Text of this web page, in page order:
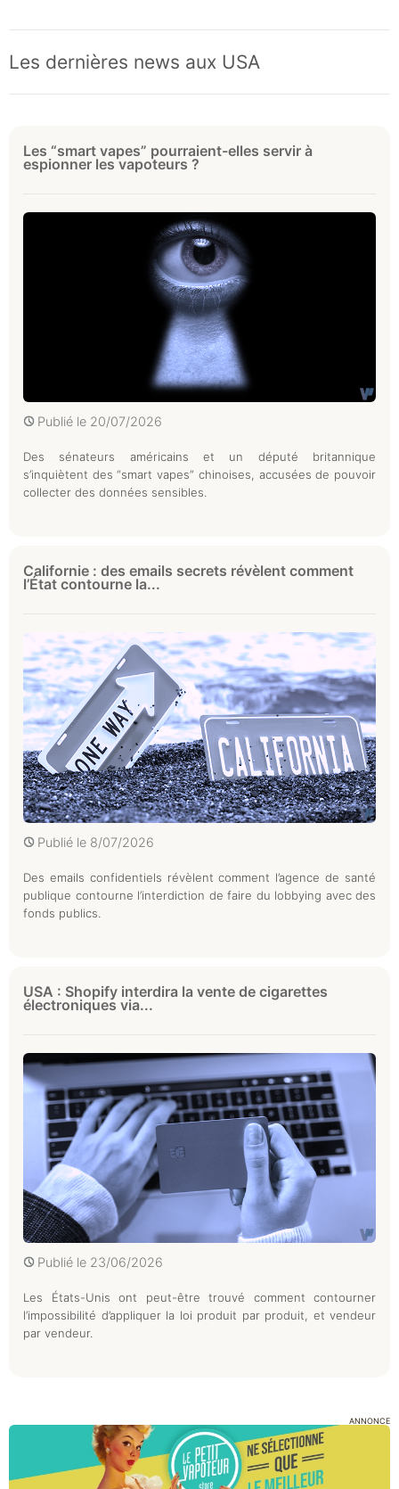
Les dernières news aux USA
Les “smart vapes” pourraient-elles servir à
espionner les vapoteurs ?
Publié le 20/07/2026
Des sénateurs américains et un député britannique
s’inquiètent des “smart vapes” chinoises, accusées de pouvoir
collecter des données sensibles.
Californie : des emails secrets révèlent comment
l’État contourne la...
Publié le 8/07/2026
Des emails confidentiels révèlent comment l’agence de santé
publique contourne l’interdiction de faire du lobbying avec des
fonds publics.
USA : Shopify interdira la vente de cigarettes
électroniques via...
Publié le 23/06/2026
Les États-Unis ont peut-être trouvé comment contourner
l’impossibilité d’appliquer la loi produit par produit, et vendeur
par vendeur.
ANNONCE